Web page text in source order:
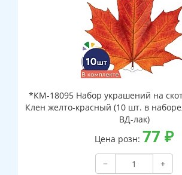
*КМ-18095 Набор украшений на
Клен желто-красный (10 шт. в
ВД-лак)
Цена розн: 77 ₽
−
+